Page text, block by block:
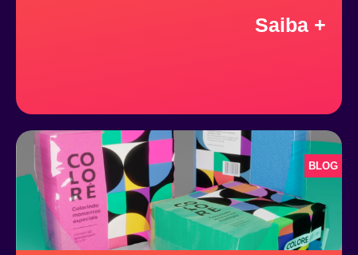
Saiba +
BLOG